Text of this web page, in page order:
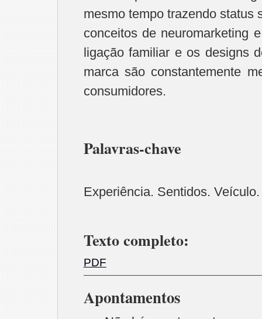
mesmo tempo trazendo status
conceitos de neuromarketing
ligação familiar e os designs
marca são constantemente
consumidores.
Palavras-chave
Experiência. Sentidos.
Texto completo:
PDF
Apontamentos